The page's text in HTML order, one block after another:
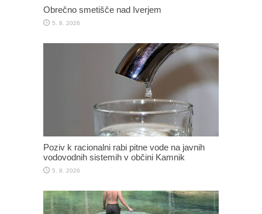
Obrečno smetišče nad Iverjem
5. 8. 2026
Poziv k racionalni rabi pitne vode na javnih
vodovodnih sistemih v občini Kamnik
5. 8. 2026